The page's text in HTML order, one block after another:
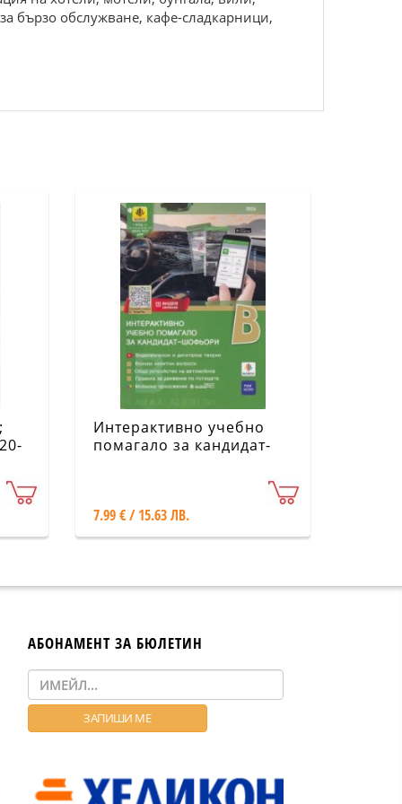
бързо обслужване, кафе-сладкарници,
Интерактивно учебно
помагало за кандидат-
7.99 € / 15.63 ЛВ.
АБОНАМЕНТ ЗА БЮЛЕТИН